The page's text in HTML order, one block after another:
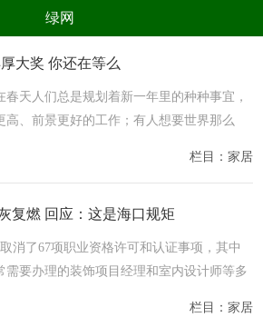
绿网
养生 公益
食 健康 教育
器 数码 旅游
新能源
大奖 你还在等么
天人们总是规划着新一年里的种种事宜，
高、前景更好的工作；有人想要世界那么
栏目：家居
复燃 回应：这是海口规矩
消了67项职业资格许可和认证事项，其中
需要办理的装饰项目经理和室内设计师等多
栏目：家居